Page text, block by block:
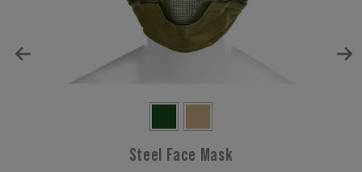
Steel Face Mask